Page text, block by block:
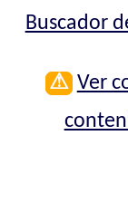
Buscador
⚠ Ver